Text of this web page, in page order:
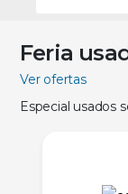
Feria
Ver ofertas
Especial usados